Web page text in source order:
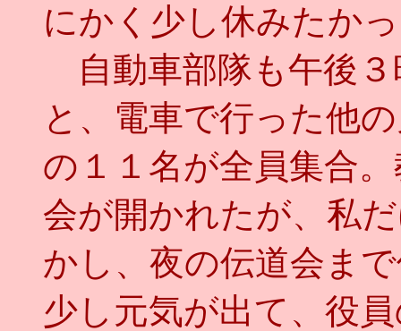
にかく少し休みたか
自動車部隊も午後
と、電車で行った他
の１１名が全員集合
会が開かれたが、私
かし、夜の伝道会ま
少し元気が出て、役